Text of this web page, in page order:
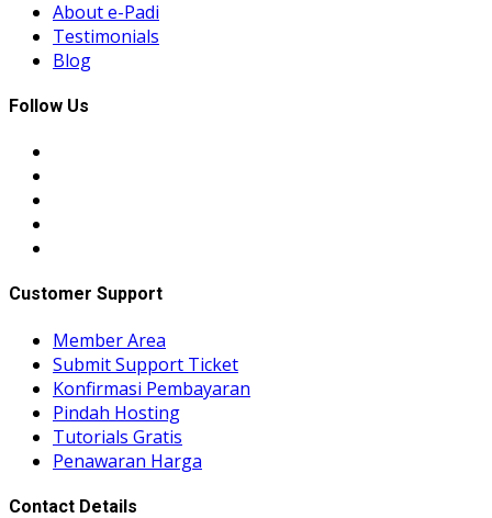
About e-Padi
Testimonials
Blog
Follow Us
Customer Support
Member Area
Submit Support Ticket
Konfirmasi Pembayaran
Pindah Hosting
Tutorials Gratis
Penawaran Harga
Contact Details